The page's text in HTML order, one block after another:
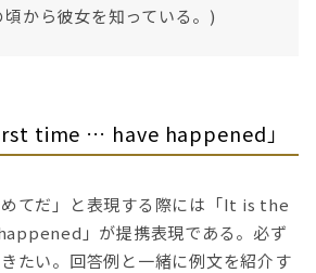
から彼女を知っている。)
time … have happened」
てだ」と表現する際には「It is the
」が提携表現である。必ず
たい。回答例と一緒に例文を紹介す